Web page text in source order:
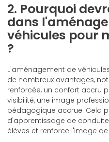
2. Pourquoi
dans
véhicules pour
?
L'aménagement de
de nombreux avantages,
renforcée, un confort accru
visibilité, une image
pédagogique accrue. Cela
d'apprentissage de
élèves et renforce l'image